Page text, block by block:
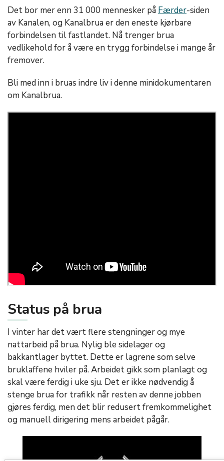
Det bor mer enn 31 000 mennesker på Færder-siden
av Kanalen, og Kanalbrua er den eneste kjørbare
forbindelsen til fastlandet. Nå trenger brua
vedlikehold for å være en trygg forbindelse i mange år
fremover.
Bli med inn i bruas indre liv i denne minidokumentaren
om Kanalbrua.
Status på brua
I vinter har det vært flere stengninger og mye
nattarbeid på brua. Nylig ble sidelager og
bakkantlager byttet. Dette er lagrene som selve
bruklaffene hviler på. Arbeidet gikk som planlagt og
skal være ferdig i uke sju. Det er ikke nødvendig å
stenge brua for trafikk når resten av denne jobben
gjøres ferdig, men det blir redusert fremkommelighet
og manuell dirigering mens arbeidet pågår.